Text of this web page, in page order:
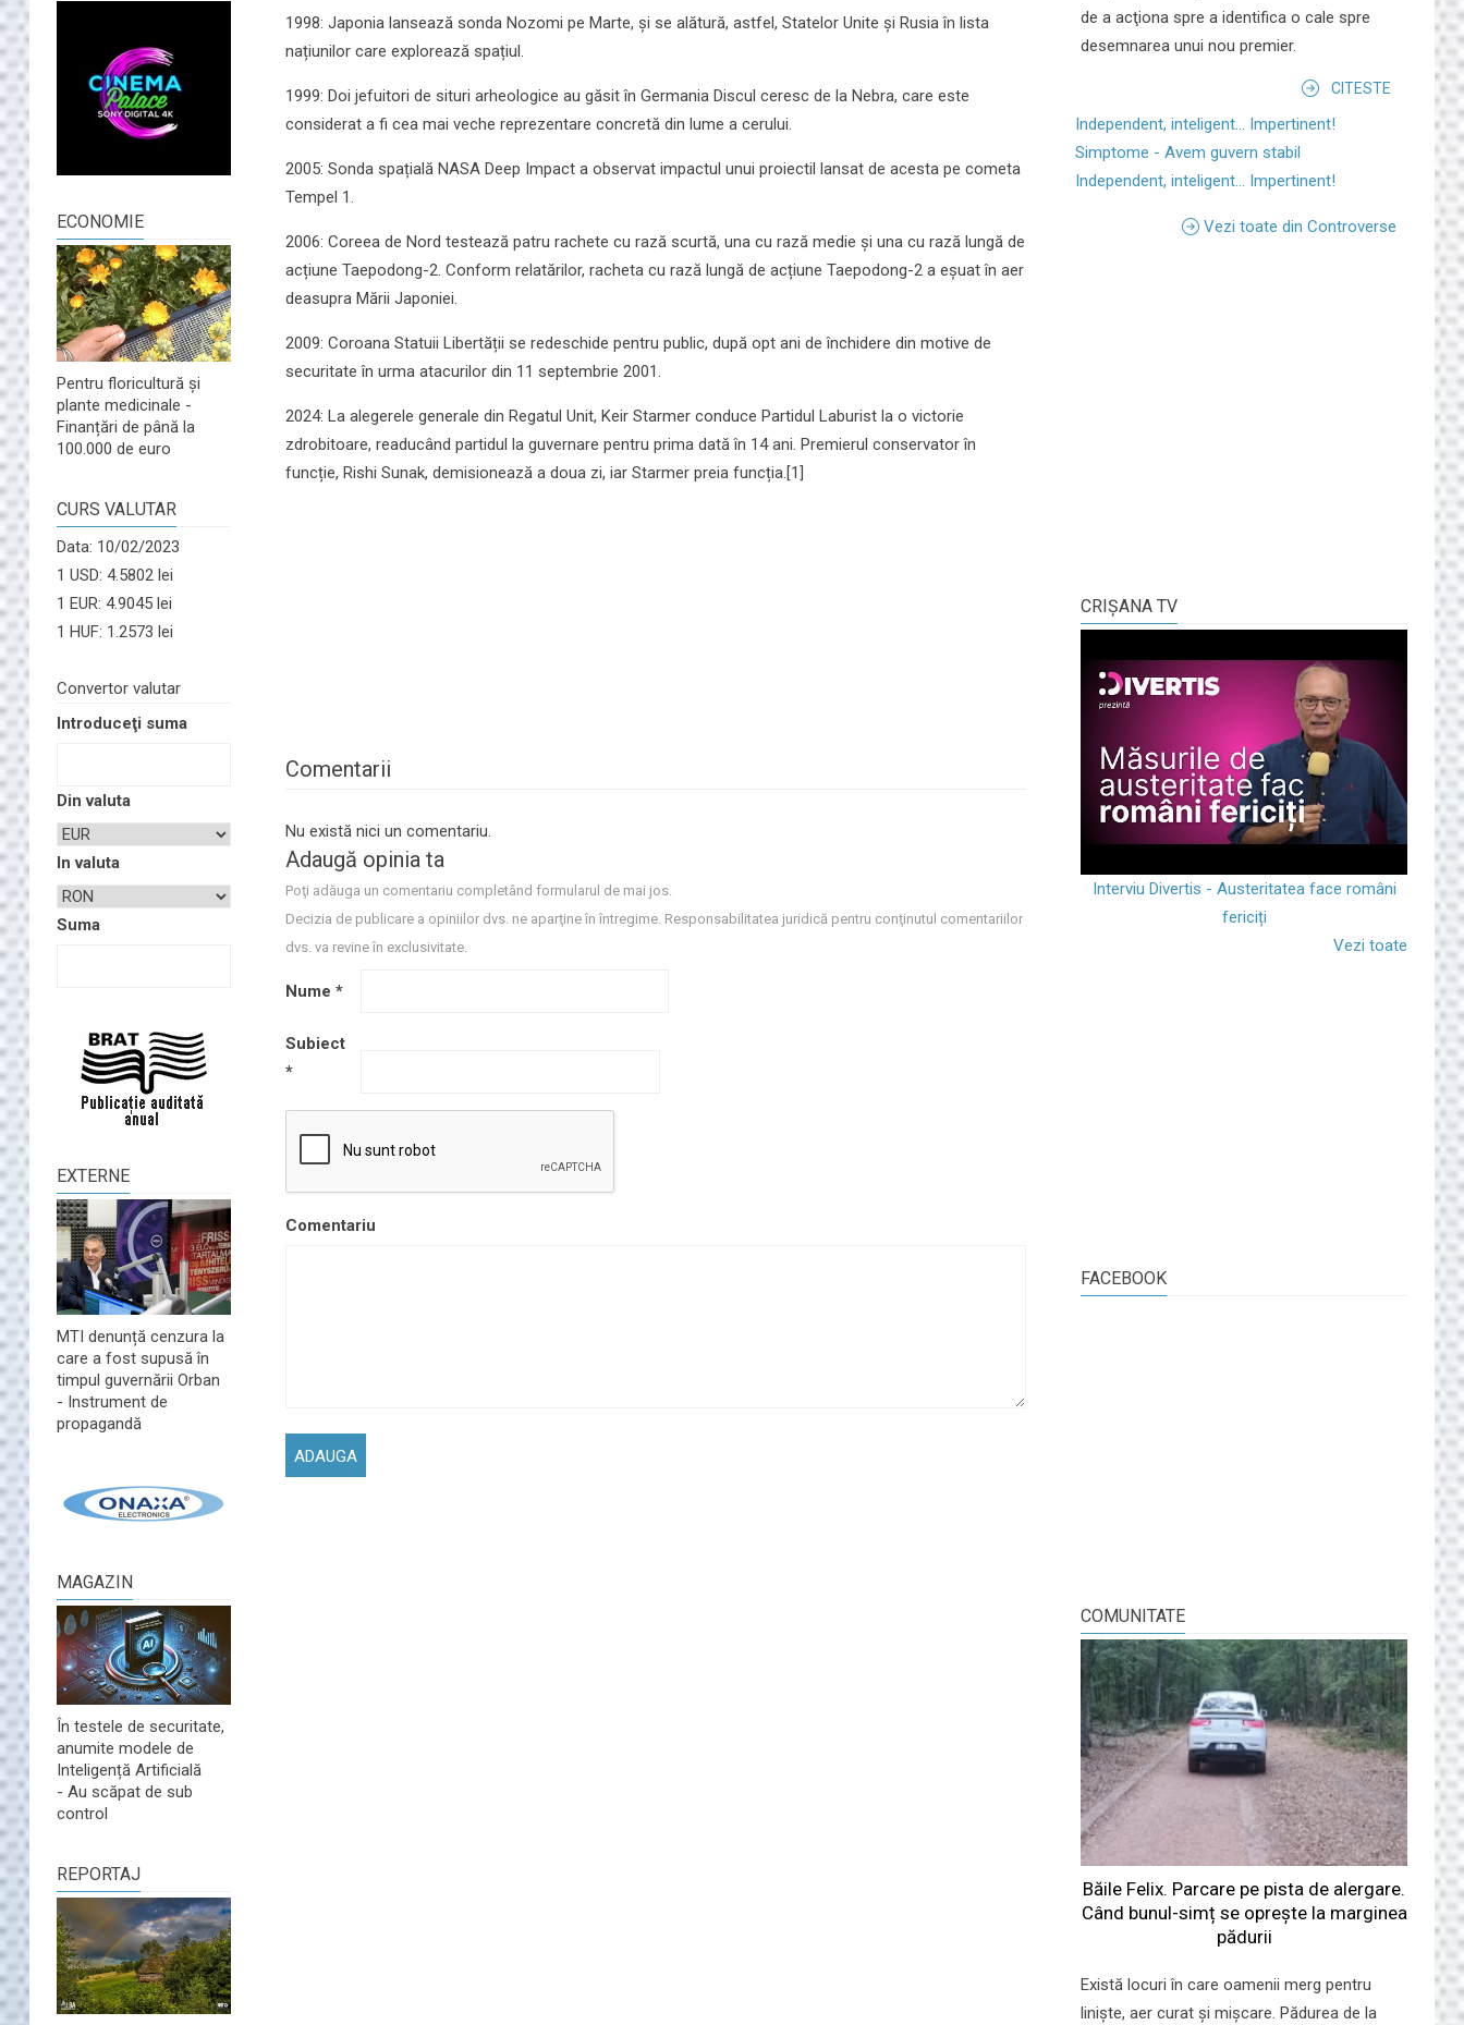
ECONOMIE
Pentru floricultură și
plante medicinale -
Finanțări de până la
100.000 de euro
CURS VALUTAR
Data: 10/02/2023
1 USD: 4.5802 lei
1 EUR: 4.9045 lei
1 HUF: 1.2573 lei
Convertor valutar
Introduceţi suma
Din valuta
In valuta
Suma
EXTERNE
MTI denunță cenzura la
care a fost supusă în
timpul guvernării Orban
- Instrument de
propagandă
MAGAZIN
În testele de securitate,
anumite modele de
Inteligență Artificială
- Au scăpat de sub
control
REPORTAJ
1998: Japonia lansează sonda Nozomi pe Marte, și se alătură, astfel, Statelor Unite și Rusia în lista
națiunilor care explorează spațiul.
1999: Doi jefuitori de situri arheologice au găsit în Germania Discul ceresc de la Nebra, care este
considerat a fi cea mai veche reprezentare concretă din lume a cerului.
2005: Sonda spațială NASA Deep Impact a observat impactul unui proiectil lansat de acesta pe cometa
Tempel 1.
2006: Coreea de Nord testează patru rachete cu rază scurtă, una cu rază medie și una cu rază lungă de
acțiune Taepodong-2. Conform relatărilor, racheta cu rază lungă de acțiune Taepodong-2 a eșuat în aer
deasupra Mării Japoniei.
2009: Coroana Statuii Libertății se redeschide pentru public, după opt ani de închidere din motive de
securitate în urma atacurilor din 11 septembrie 2001.
2024: La alegerele generale din Regatul Unit, Keir Starmer conduce Partidul Laburist la o victorie
zdrobitoare, readucând partidul la guvernare pentru prima dată în 14 ani. Premierul conservator în
funcție, Rishi Sunak, demisionează a doua zi, iar Starmer preia funcția.[1]
Comentarii
Nu există nici un comentariu.
Adaugă opinia ta
Poţi adăuga un comentariu completând formularul de mai jos.
Decizia de publicare a opiniilor dvs. ne aparţine în întregime. Responsabilitatea juridică pentru conţinutul comentariilor
dvs. va revine în exclusivitate.
Nume *
Subiect
*
Comentariu
de a acţiona spre a identifica o cale spre
desemnarea unui nou premier.
CITESTE
Independent, inteligent... Impertinent!
Simptome - Avem guvern stabil
Independent, inteligent... Impertinent!
Vezi toate din Controverse
CRIŞANA TV
Interviu Divertis - Austeritatea face români
fericiți
Vezi toate
FACEBOOK
COMUNITATE
Băile Felix. Parcare pe pista de alergare.
Când bunul-simț se oprește la marginea
pădurii
Există locuri în care oamenii merg pentru
liniște, aer curat și mișcare. Pădurea de la